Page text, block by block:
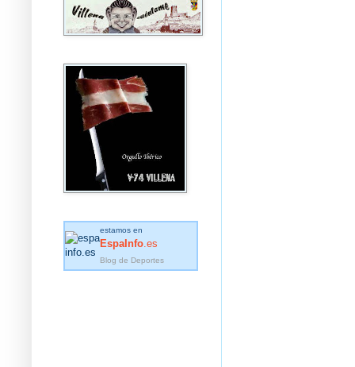
estamos en
EspaInfo .es
Blog de Deportes